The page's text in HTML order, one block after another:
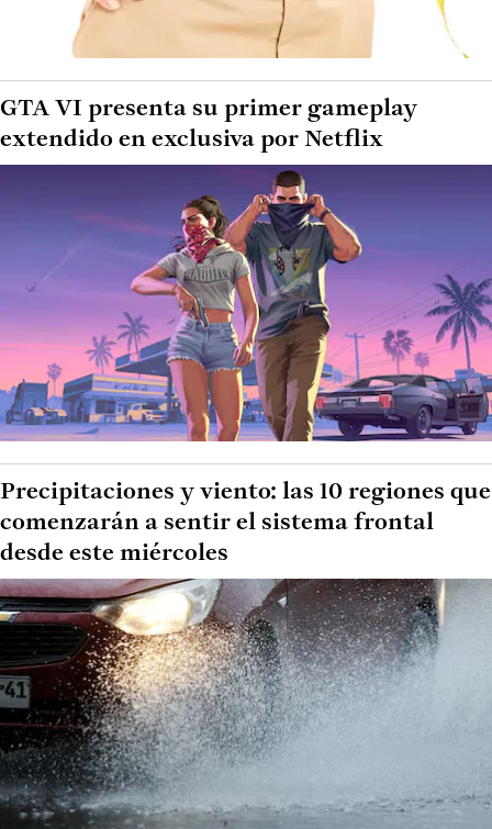
GTA VI presenta su primer gameplay
extendido en exclusiva por Netflix
Precipitaciones y viento: las 10 regiones que
comenzarán a sentir el sistema frontal
desde este miércoles